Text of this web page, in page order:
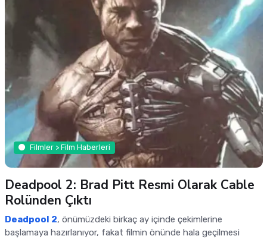
Filmler > Film Haberleri
Deadpool 2: Brad Pitt Resmi Olarak Cable
Rolünden Çıktı
Deadpool 2, önümüzdeki birkaç ay içinde çekimlerine
başlamaya hazırlanıyor, fakat filmin önünde hala geçilmesi